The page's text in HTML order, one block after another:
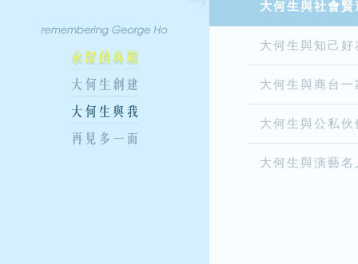
大何生與社會賢
大何生與知己好
大何生與商台一
大何生與公私伙
大何生與演藝名